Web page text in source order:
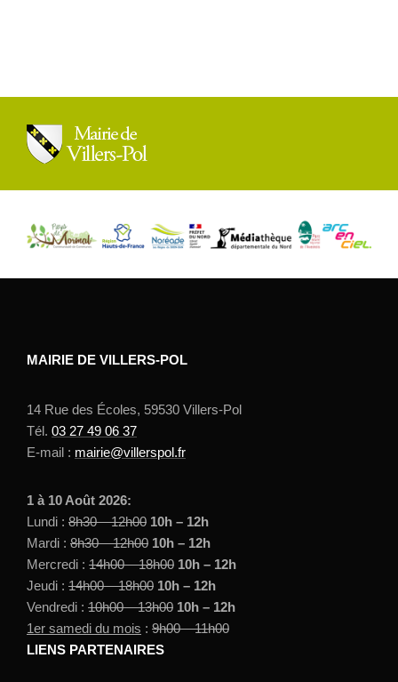
MAIRIE DE VILLERS-POL
14 Rue des Écoles, 59530 Villers-Pol
Tél. 03 27 49 06 37
E-mail : mairie@villerspol.fr
1 à 10 Août 2026:
Lundi : 8h30 – 12h00 10h – 12h
Mardi : 8h30 – 12h00 10h – 12h
Mercredi : 14h00 – 18h00 10h – 12h
Jeudi : 14h00 – 18h00 10h – 12h
Vendredi : 10h00 – 13h00 10h – 12h
1er samedi du mois : 9h00 – 11h00
LIENS PARTENAIRES